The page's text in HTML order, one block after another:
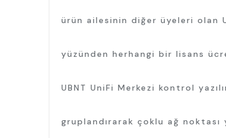
ürün ailesinin diğer üyeleri olan
yüzünden herhangi bir lisans
UBNT UniFi Merkezi kontrol
gruplandırarak çoklu ağ